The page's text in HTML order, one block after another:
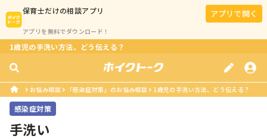
保育士だけの相談アプリ
アプリを無料でダウンロード！
アプリで開く
1歳児の手洗い方法、どう伝える？
お悩み相談 「感染症対策」のお悩み相談 1歳児の手洗い方法、どう伝える？
感染症対策
手洗い